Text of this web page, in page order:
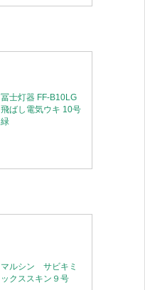
冨士灯器 FF-B10LG
飛ばし電気ウキ 10号
緑
マルシン サビキミ
ックススキン９号